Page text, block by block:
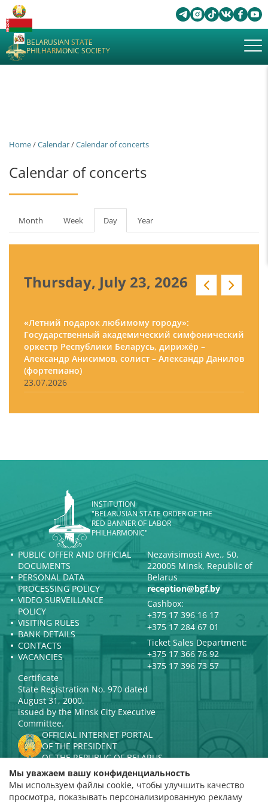
BELARUSIAN STATE
PHILHARMONIC SOCIETY
Home/Calendar/Calendar of concerts
Calendar of concerts
Primary
tabs
Month Week Day (active
tab)
Year
Thursday, July 23, 2026
«Летний подарок любимому городу»:
Государственный академический симфонический
оркестр Республики Беларусь, дирижёр –
Александр Анисимов, солист – Александр Данилов
(фортепиано)
23.07.2026
INSTITUTION
"BELARUSIAN STATE ORDER OF THE
RED BANNER OF LABOR
PHILHARMONIC"
PUBLIC OFFER AND OFFICIAL
DOCUMENTS
PERSONAL DATA
PROCESSING POLICY
VIDEO SURVEILLANCE
POLICY
VISITING RULES
BANK DETAILS
CONTACTS
VACANCIES
Nezavisimosti Ave., 50,
220005 Minsk, Republic of
Belarus
reception@bgf.by
Cashbox:
+375 17 396 16 17
+375 17 284 67 01
Ticket Sales Department:
+375 17 366 76 92
+375 17 396 73 57
Certificate
State Registration No. 970 dated
August 31, 2000.
issued by the Minsk City Executive
Committee.
OFFICIAL INTERNET PORTAL
OF THE PRESIDENT
OF THE REPUBLIC OF BELARUS
MINISTRY OF CULTURE OF THE
REPUBLIC OF BELARUS
PORTAL
Мы уважаем вашу конфиденциальность
Мы используем файлы cookie, чтобы улучшить качество
просмотра, показывать персонализированную рекламу